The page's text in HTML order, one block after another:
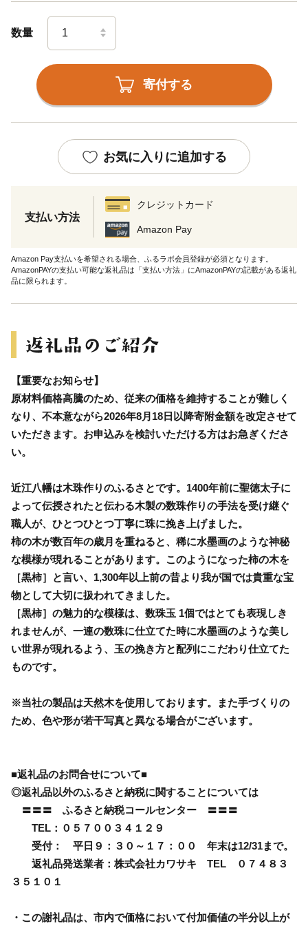
数量
寄付する
お気に入りに追加する
支払い方法
クレジットカード
Amazon Pay
Amazon Pay支払いを希望される場合、ふるラボ会員登録が必須となります。
AmazonPAYの支払い可能な返礼品は「支払い方法」にAmazonPAYの記載がある返礼
品に限られます。
【重要なお知らせ】
原材料価格高騰のため、従来の価格を維持することが難しく
なり、不本意ながら2026年8月18日以降寄附金額を改定させて
いただきます。お申込みを検討いただける方はお急ぎくださ
い。
近江八幡は木珠作りのふるさとです。1400年前に聖徳太子に
よって伝授されたと伝わる木製の数珠作りの手法を受け継ぐ
職人が、ひとつひとつ丁寧に珠に挽き上げました。
柿の木が数百年の歳月を重ねると、稀に水墨画のような神秘
な模様が現れることがあります。このようになった柿の木を
［黒柿］と言い、1,300年以上前の昔より我が国では貴重な宝
物として大切に扱われてきました。
［黒柿］の魅力的な模様は、数珠玉 1個ではとても表現しき
れませんが、一連の数珠に仕立てた時に水墨画のような美し
い世界が現れるよう、玉の挽き方と配列にこだわり仕立てた
ものです。
※当社の製品は天然木を使用しております。また手づくりの
ため、色や形が若干写真と異なる場合がございます。
■返礼品のお問合せについて■
◎返礼品以外のふるさと納税に関することについては
〓〓〓 ふるさと納税コールセンター 〓〓〓
TEL：０５７００３４１２９
受付： 平日９：３０～１７：００ 年末は12/31まで。
返礼品発送業者：株式会社カワサキ TEL ０７４８３
３５１０１
・この謝礼品は、市内で価格において付加価値の半分以上が